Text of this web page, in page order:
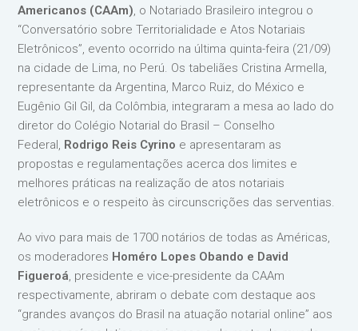
Americanos (CAAm), o Notariado Brasileiro integrou o
“Conversatório sobre Territorialidade e Atos Notariais
Eletrônicos”, evento ocorrido na última quinta-feira (21/09)
na cidade de Lima, no Perú. Os tabeliães Cristina Armella,
representante da Argentina, Marco Ruiz, do México e
Eugênio Gil Gil, da Colômbia, integraram a mesa ao lado do
diretor do Colégio Notarial do Brasil – Conselho
Federal, Rodrigo Reis Cyrino e apresentaram as
propostas e regulamentações acerca dos limites e
melhores práticas na realização de atos notariais
eletrônicos e o respeito às circunscrições das serventias.
Ao vivo para mais de 1700 notários de todas as Américas,
os moderadores Homéro Lopes Obando e David
Figueroá, presidente e vice-presidente da CAAm
respectivamente, abriram o debate com destaque aos
“grandes avanços do Brasil na atuação notarial online” aos